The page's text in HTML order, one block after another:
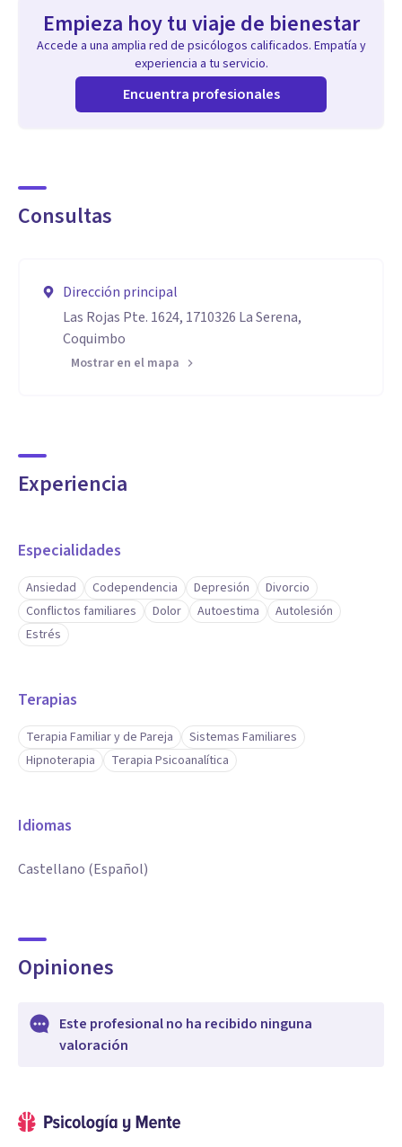
Empieza hoy tu viaje de bienestar
Accede a una amplia red de psicólogos calificados. Empatía y
experiencia a tu servicio.
Encuentra profesionales
Consultas
Dirección principal
Las Rojas Pte. 1624, 1710326 La Serena,
Coquimbo
Mostrar en el mapa
Experiencia
Especialidades
Ansiedad Codependencia Depresión
Divorcio
Conflictos familiares
Dolor Autoestima
Autolesión
Estrés
Terapias
Terapia Familiar y de Pareja
Sistemas Familiares
Hipnoterapia
Terapia Psicoanalítica
Idiomas
Castellano (Español)
Opiniones
Este profesional no ha recibido ninguna
valoración